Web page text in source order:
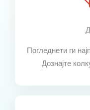
Погледнети ги
Дознајте